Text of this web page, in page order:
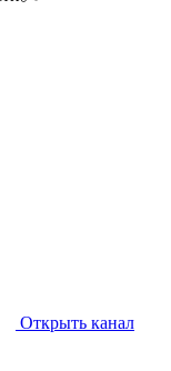
Открыть канал